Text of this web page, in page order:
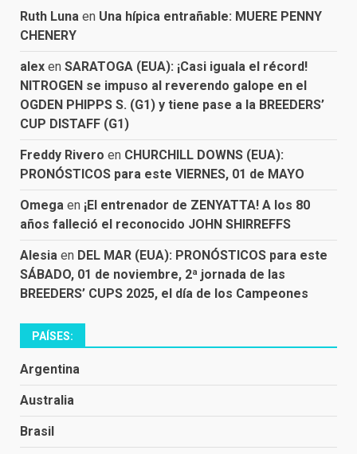
Ruth Luna en Una hípica entrañable: MUERE PENNY
CHENERY
alex en SARATOGA (EUA): ¡Casi iguala el récord!
NITROGEN se impuso al reverendo galope en el
OGDEN PHIPPS S. (G1) y tiene pase a la BREEDERS’
CUP DISTAFF (G1)
Freddy Rivero en CHURCHILL DOWNS (EUA):
PRONÓSTICOS para este VIERNES, 01 de MAYO
Omega en ¡El entrenador de ZENYATTA! A los 80
años falleció el reconocido JOHN SHIRREFFS
Alesia en DEL MAR (EUA): PRONÓSTICOS para este
SÁBADO, 01 de noviembre, 2ª jornada de las
BREEDERS’ CUPS 2025, el día de los Campeones
PAÍSES:
Argentina
Australia
Brasil